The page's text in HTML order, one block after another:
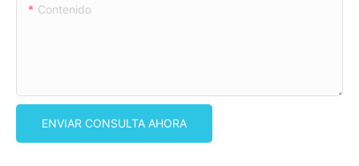
Contenido
ENVIAR CONSULTA AHORA